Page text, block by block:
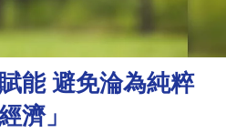
能 避免淪為純粹
濟」